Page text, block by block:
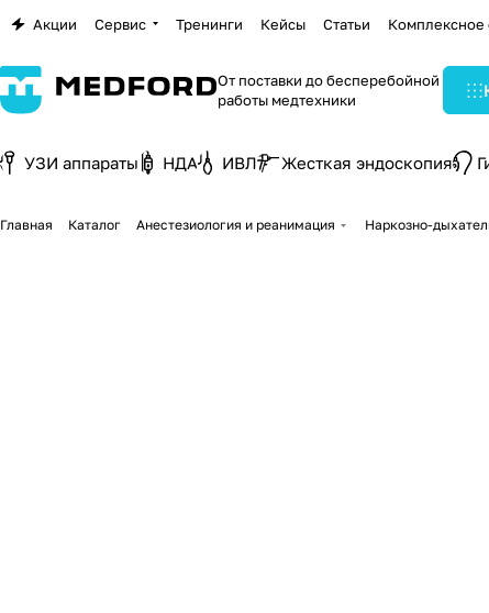
Акции Сервис Тренинги Кейсы Статьи
От поставки до бесперебойной
работы медтехники
УЗИ аппараты НДА ИВЛ Жесткая эндоскопия
Главная Каталог Анестезиология и реанимация Наркозно-